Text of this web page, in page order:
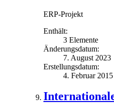
ERP-Projekt
Enthält:
3 Elemente
Änderungsdatum:
7. August 2023
Erstellungsdatum:
4. Februar 2015